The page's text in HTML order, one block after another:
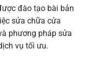
đào tạo bài bản
sửa chữa cửa
phương pháp sửa
vụ tối ưu.